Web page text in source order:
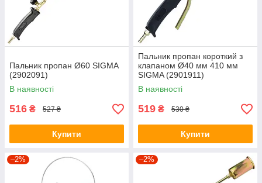
Пальник пропан Ø60 SIGMA
(2902091)
В наявності
516 ₴ 527 ₴
Купити
Пальник пропан короткий з
клапаном Ø40 мм 410 мм
SIGMA (2901911)
В наявності
519 ₴ 530 ₴
Купити
–2% –2%